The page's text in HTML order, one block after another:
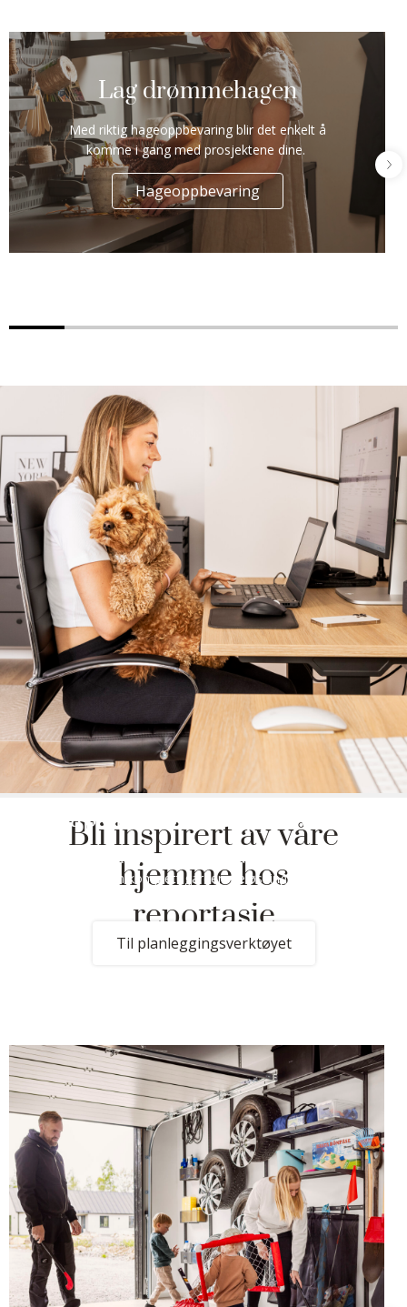
Lag drømmehagen
Med riktig hageoppbevaring blir det enkelt å
komme i gang med prosjektene dine.
Hageoppbevaring
Skap din drømmeoppbevaring
I vårt tegneverktøy kan du enkelt planlegge alt fra et åpent
hyllesystem til en komplett garderobeløsning – komplett med
innredning og skyvedører.
Til planleggingsverktøyet
Bli inspirert av våre
hjemme hos
reportasje